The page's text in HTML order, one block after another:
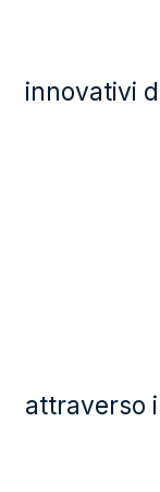
innovativi
attraverso